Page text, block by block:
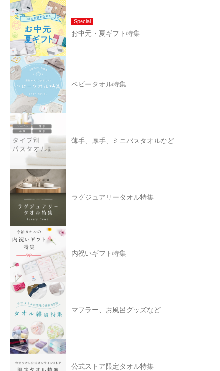
Special
お中元・夏ギフト特集
ベビータオル特集
薄手、厚手、ミニバスタオルなど
ラグジュアリータオル特集
内祝いギフト特集
マフラー、お風呂グッズなど
公式ストア限定タオル特集